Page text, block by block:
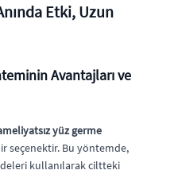
Etki, Uzun
Avantajları ve
yüz germe
seçenektir. Bu yöntemde,
kullanılarak ciltteki